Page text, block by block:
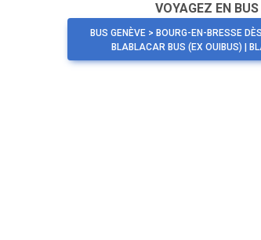
VOYAGEZ EN BUS
BUS GENÈVE > BOURG-EN-BRESSE
BLABLACAR BUS (EX OUIBUS) |